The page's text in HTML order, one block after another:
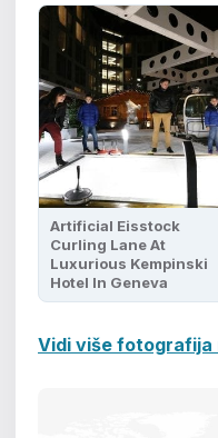
Artificial Eisstock
Curling Lane At
Luxurious Kempinski
Hotel In Geneva
Vidi više fotografija